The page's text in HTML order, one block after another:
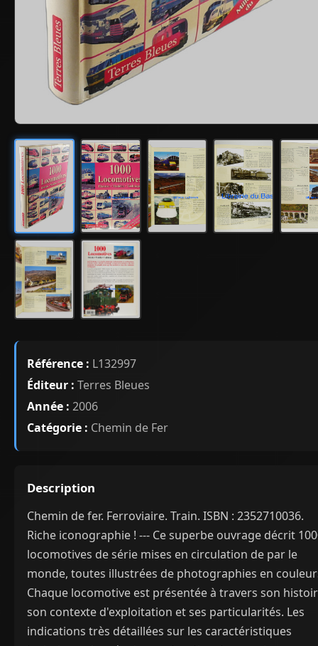
Référence : L132997
Éditeur : Terres Bleues
Année : 2006
Catégorie : Chemin de Fer
Description
Chemin de fer. Ferroviaire. Train. ISBN : 2352710036.
Riche iconographie ! --- Ce superbe ouvrage décrit
locomotives de série mises en circulation de par le
monde, toutes illustrées de photographies en
Chaque locomotive est présentée à travers son
son contexte d'exploitation et ses particularités. Les
indications très détaillées sur les caractéristiques